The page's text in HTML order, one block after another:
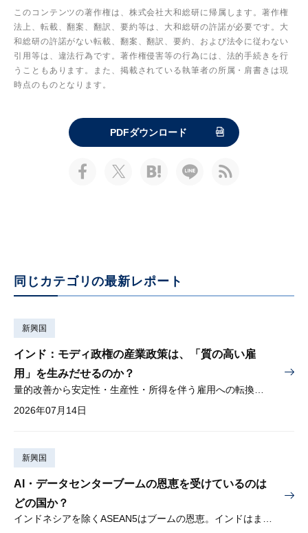
このコンテンツの著作権は、株式会社大和総研に帰属します。著作権
法上、転載、翻案、翻訳、要約等は、大和総研の許諾が必要です。大
和総研の許諾がない転載、翻案、翻訳、要約、および法令に従わない
引用等は、違法行為です。著作権侵害等の行為には、法的手続きを行
うこともあります。また、掲載されている執筆者の所属・肩書きは現
時点のものとなります。
PDFダウンロード
同じカテゴリの最新レポート
新興国
インド：モディ政権の産業政策は、「質の高い雇
用」を生みだせるのか？
2026年07月14日
新興国
AI・データセンターブームの恩恵を受けているのは
どの国か？
インドネシアを除くASEAN5はブームの恩恵。インドはまだブームに乗り切れず